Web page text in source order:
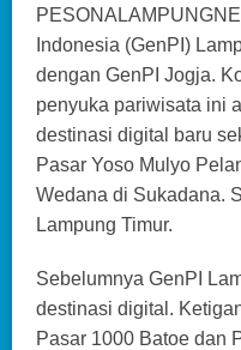
Indonesia (GenPI)
dengan GenPI Jogja.
penyuka pariwisata ini
destinasi digital baru
Pasar Yoso Mulyo
Wedana di Sukadana.
Lampung Timur.
Sebelumnya GenPI
destinasi digital.
Pasar 1000 Batoe dan